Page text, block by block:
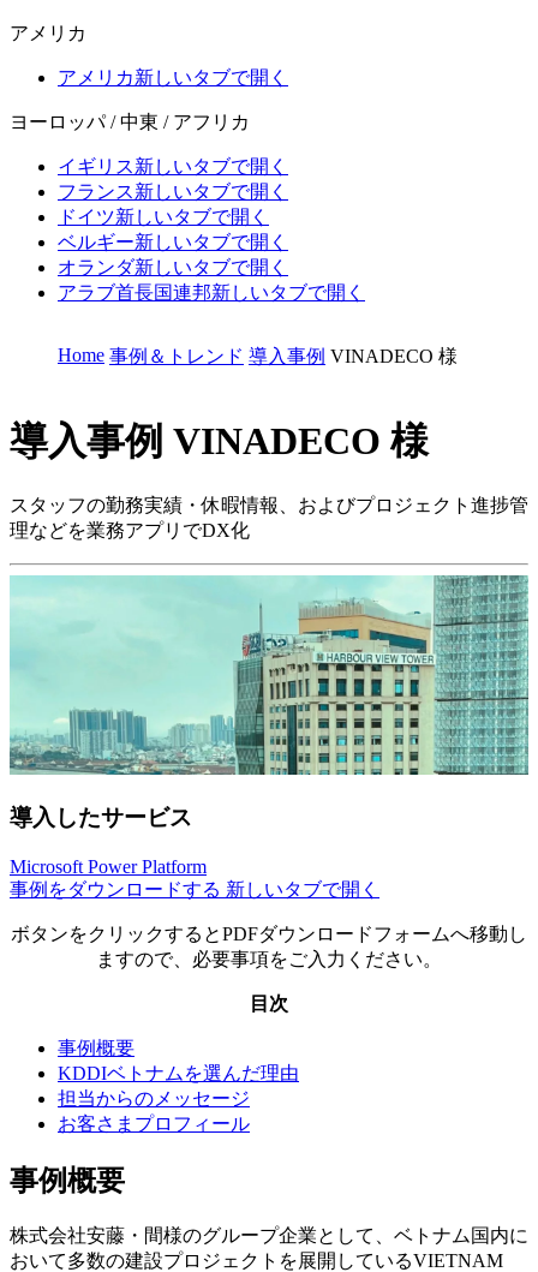
アメリカ
アメリカ新しいタブで開く
ヨーロッパ / 中東 / アフリカ
イギリス新しいタブで開く
フランス新しいタブで開く
ドイツ新しいタブで開く
ベルギー新しいタブで開く
オランダ新しいタブで開く
アラブ首長国連邦新しいタブで開く
Home 事例＆トレンド 導入事例 VINADECO 様
導入事例 VINADECO 様
スタッフの勤務実績・休暇情報、およびプロジェクト進捗管
理などを業務アプリでDX化
導入したサービス
Microsoft Power Platform
事例をダウンロードする 新しいタブで開く
ボタンをクリックするとPDFダウンロードフォームへ移動し
ますので、必要事項をご入力ください。
目次
事例概要
KDDIベトナムを選んだ理由
担当からのメッセージ
お客さまプロフィール
事例概要
株式会社安藤・間様のグループ企業として、ベトナム国内に
おいて多数の建設プロジェクトを展開しているVIETNAM